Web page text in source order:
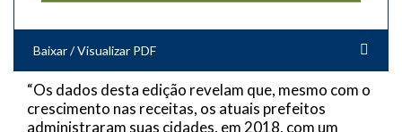
Baixar / Visualizar PDF
“Os dados desta edição revelam que, mesmo com o
crescimento nas receitas, os atuais prefeitos
administraram suas cidades, em 2018, com um